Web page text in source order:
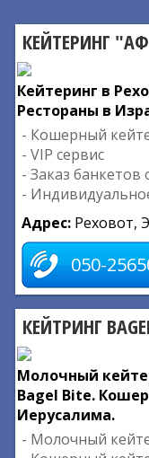
КЕЙТЕРИНГ
Кейтеринг в
Рестораны в
- Кошерный
- VIP сервис
- Заказ банкетов
-
Адрес: Реховот,
050-
КЕЙТРИНГ
Молочный
Bagel Bite.
Иерусалима.
- Молочный